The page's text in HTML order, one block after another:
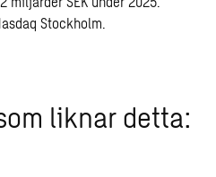
Stockholm.
lik­nar detta: